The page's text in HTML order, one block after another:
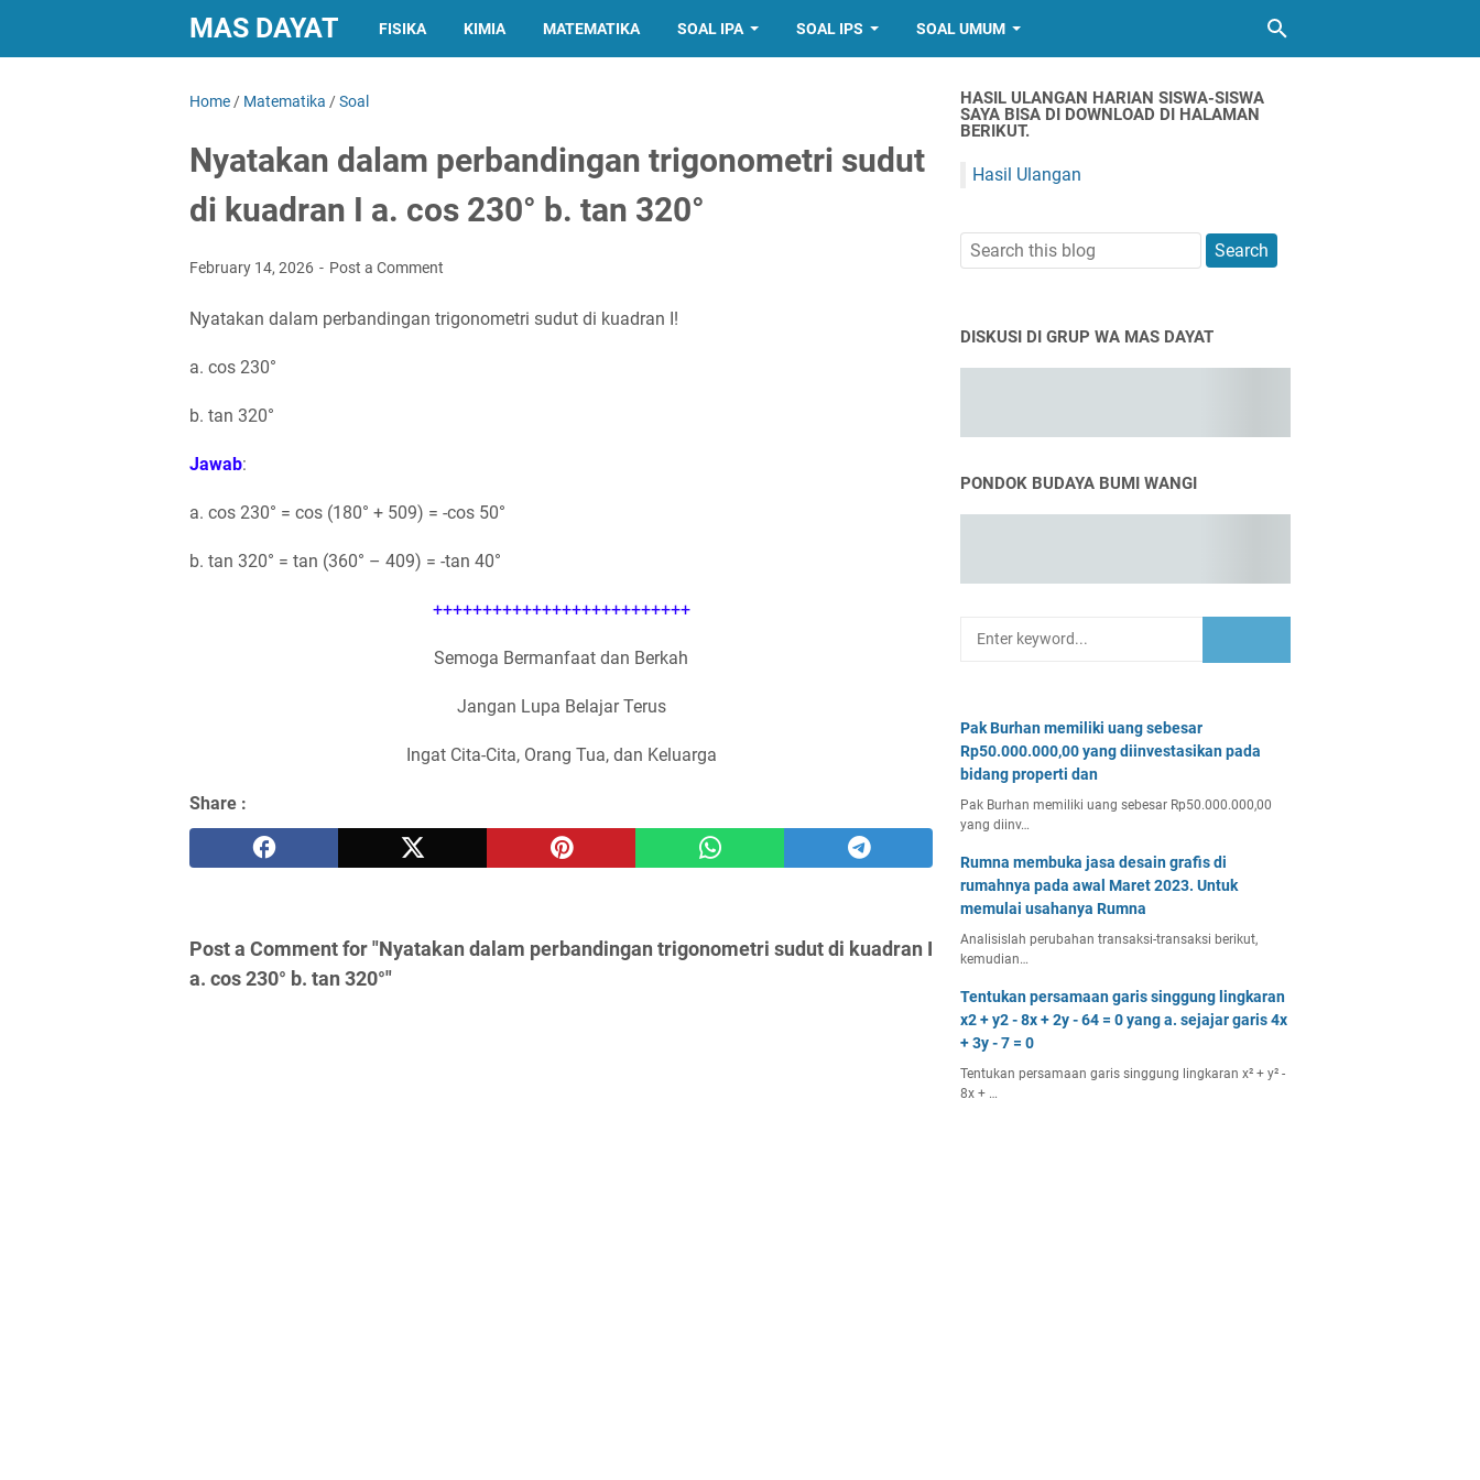
MAS DAYAT FISIKA KIMIA MATEMATIKA SOAL IPA SOAL IPS SOAL UMUM
Home / Matematika /Soal
Nyatakan dalam perbandingan trigonometri sudut
di kuadran I a. cos 230° b. tan 320°
February 14, 2026 Post a Comment
Nyatakan dalam perbandingan trigonometri sudut di kuadran I!
a. cos 230°
b. tan 320°
Jawab:
a. cos 230° = cos (180° + 509) = -cos 50°
b. tan 320° = tan (360° – 409) = -tan 40°
++++++++++++++++++++++++++
Semoga Bermanfaat dan Berkah
Jangan Lupa Belajar Terus
Ingat Cita-Cita, Orang Tua, dan Keluarga
Share :
Post a Comment for "Nyatakan dalam perbandingan trigonometri sudut di kuadran I
a. cos 230° b. tan 320°"
HASIL ULANGAN HARIAN SISWA-SISWA
SAYA BISA DI DOWNLOAD DI HALAMAN
BERIKUT.
Hasil Ulangan
DISKUSI DI GRUP WA MAS DAYAT
PONDOK BUDAYA BUMI WANGI
Pak Burhan memiliki uang sebesar
Rp50.000.000,00 yang diinvestasikan pada
bidang properti dan
Pak Burhan memiliki uang sebesar Rp50.000.000,00
yang diinv…
Rumna membuka jasa desain grafis di
rumahnya pada awal Maret 2023. Untuk
memulai usahanya Rumna
Analisislah perubahan transaksi-transaksi berikut,
kemudian…
Tentukan persamaan garis singgung lingkaran
x2 + y2 - 8x + 2y - 64 = 0 yang a. sejajar garis 4x
+ 3y - 7 = 0
Tentukan persamaan garis singgung lingkaran x² + y² -
8x + …